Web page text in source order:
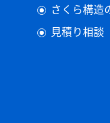
さくら構造
見積り相談